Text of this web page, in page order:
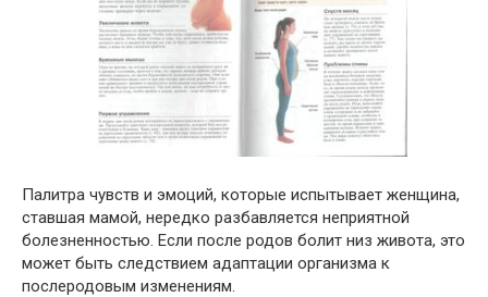
Палитра чувств и эмоций, которые испытывает женщина,
ставшая мамой, нередко разбавляется неприятной
болезненностью. Если после родов болит низ живота, это
может быть следствием адаптации организма к
послеродовым изменениям.